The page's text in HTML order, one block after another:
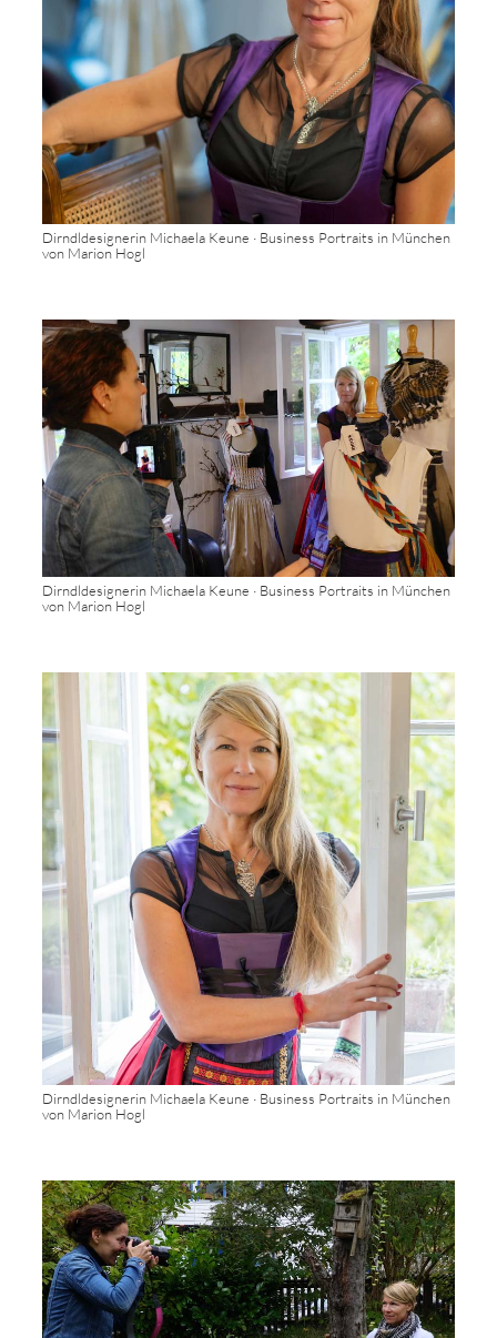
Dirndldesignerin Michaela Keune · Business Portraits in München
von Marion Hogl
Dirndldesignerin Michaela Keune · Business Portraits in München
von Marion Hogl
Dirndldesignerin Michaela Keune · Business Portraits in München
von Marion Hogl